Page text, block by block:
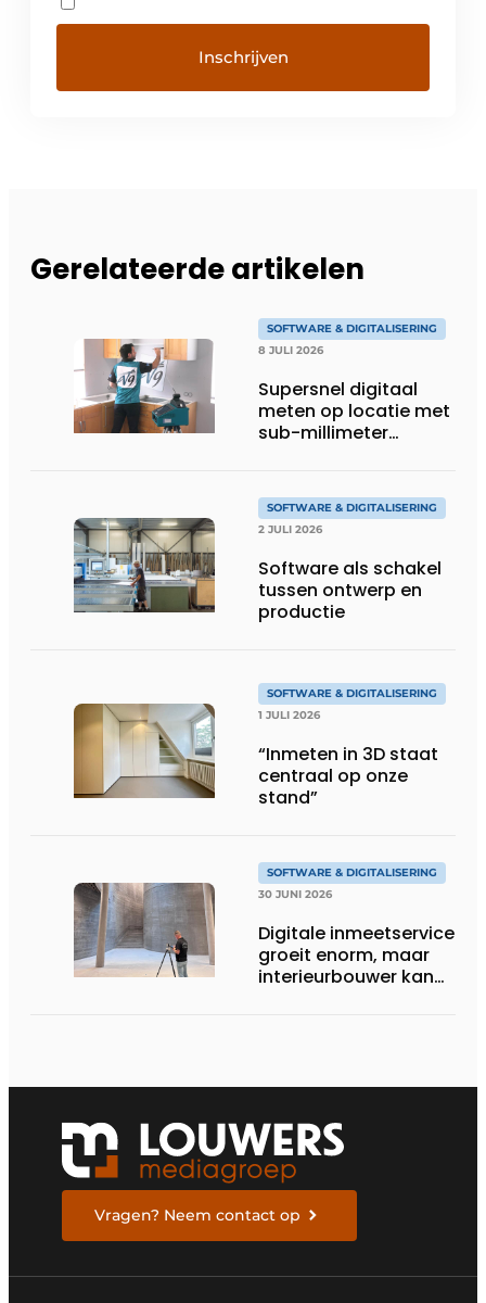
Gerelateerde artikelen
SOFTWARE & DIGITALISERING
8 JULI 2026
Supersnel digitaal
meten op locatie met
sub-millimeter
SOFTWARE & DIGITALISERING
2 JULI 2026
Software als schakel
tussen ontwerp en
productie
SOFTWARE & DIGITALISERING
1 JULI 2026
“Inmeten in 3D staat
centraal op onze
stand”
SOFTWARE & DIGITALISERING
30 JUNI 2026
Digitale inmeetservice
groeit enorm, maar
interieurbouwer kan
Vragen? Neem contact op